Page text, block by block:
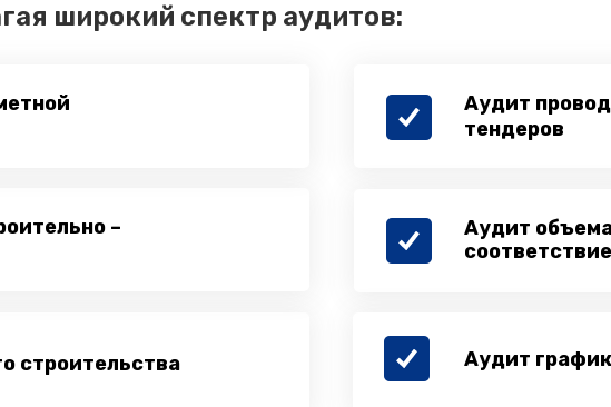
Аудит
тендеров
Аудит
строительства
–
широкий спектр аудитов:
Аудит